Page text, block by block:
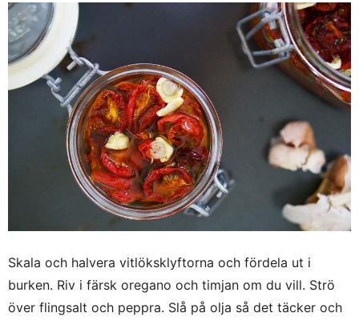
Skala och halvera vitlöksklyftorna och fördela ut i
burken. Riv i färsk oregano och timjan om du vill. Strö
över flingsalt och peppra. Slå på olja så det täcker och